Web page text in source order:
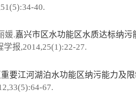
40.
媛.嘉兴市区水功能区水质达标纳污
报,2014,25(1):22-27.
要江河湖泊水功能区纳污能力及
67.